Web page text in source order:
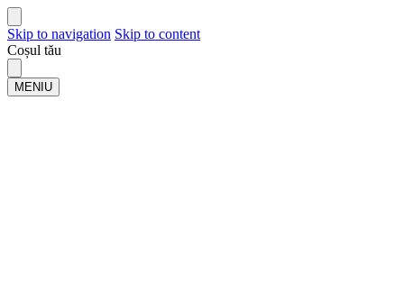
Skip to navigation Skip to content
Coșul tău
MENIU